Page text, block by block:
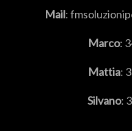
Mail:
Marco:
Mattia:
Silvano: